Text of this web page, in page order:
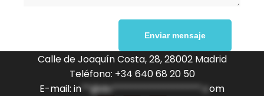
Alternative:
Calle de Joaquín Costa, 28, 28002 Madrid
Teléfono: +34 640 68 20 50
E-mail: in **@do*******************.com